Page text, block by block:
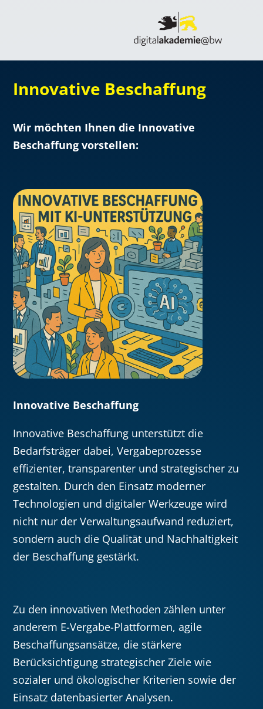
Innovative Beschaffung
Wir möchten Ihnen die Innovative
Beschaffung vorstellen:
Innovative Beschaffung
Innovative Beschaffung unterstützt die
Bedarfsträger dabei, Vergabeprozesse
effizienter, transparenter und strategischer zu
gestalten. Durch den Einsatz moderner
Technologien und digitaler Werkzeuge wird
nicht nur der Verwaltungsaufwand reduziert,
sondern auch die Qualität und Nachhaltigkeit
der Beschaffung gestärkt.
Zu den innovativen Methoden zählen unter
anderem E-Vergabe-Plattformen, agile
Beschaffungsansätze, die stärkere
Berücksichtigung strategischer Ziele wie
sozialer und ökologischer Kriterien sowie der
Einsatz datenbasierter Analysen.